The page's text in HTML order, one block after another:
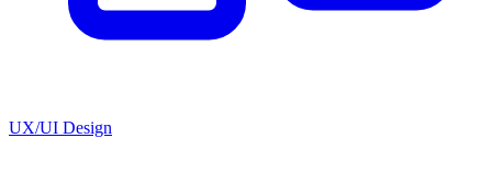
UX/UI Design